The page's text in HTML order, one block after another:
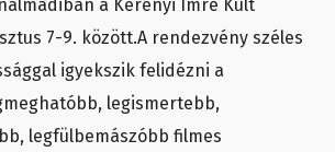
a Kerényi Imre Kult
7-9. között.A rendezvény széles
igyekszik felidézni a
legismertebb,
legfülbemászóbb filmes